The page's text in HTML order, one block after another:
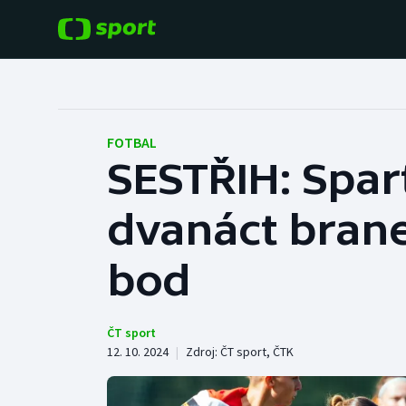
Hokej
Tenis
Atletika
Baseball a softbal
Basketbal
FOTBAL
SESTŘIH:
dvanáct
bod
ČT sport
12. 10. 2024 | Zdroj: ČT sport, ČTK